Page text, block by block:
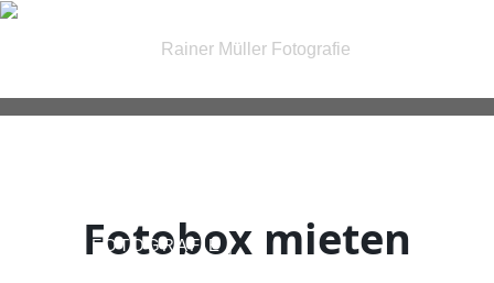
| IRIS FOTOGRAFIE |
Fotobox mieten